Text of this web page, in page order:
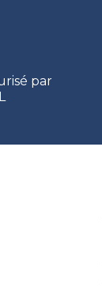
par